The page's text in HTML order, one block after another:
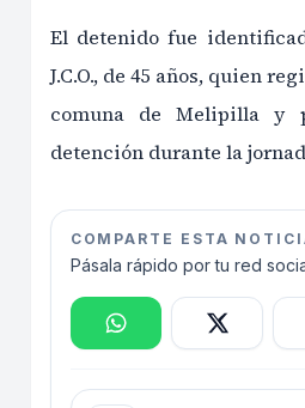
El detenido fue
J.C.O., de 45 años, quien
comuna de Melipilla y
detención durante la
COMPARTE ESTA
Pásala rápido por tu red